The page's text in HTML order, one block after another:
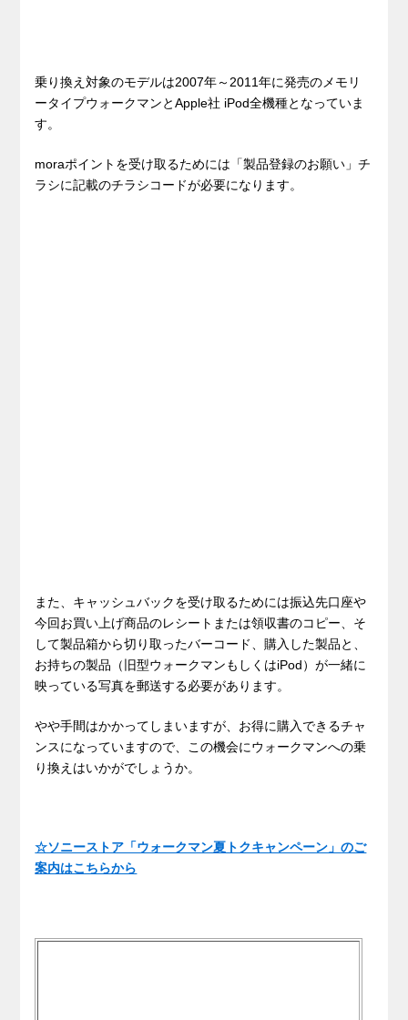
乗り換え対象のモデルは2007年～2011年に発売のメモリ
ータイプウォークマンとApple社 iPod全機種となっていま
す。
moraポイントを受け取るためには「製品登録のお願い」チ
ラシに記載のチラシコードが必要になります。
また、キャッシュバックを受け取るためには振込先口座や
今回お買い上げ商品のレシートまたは領収書のコピー、そ
して製品箱から切り取ったバーコード、購入した製品と、
お持ちの製品（旧型ウォークマンもしくはiPod）が一緒に
映っている写真を郵送する必要があります。
やや手間はかかってしまいますが、お得に購入できるチャ
ンスになっていますので、この機会にウォークマンへの乗
り換えはいかがでしょうか。
☆ソニーストア「ウォークマン夏トクキャンペーン」のご
案内はこちらから